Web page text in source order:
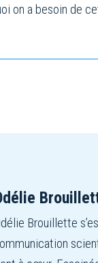
on a besoin
Brouillette